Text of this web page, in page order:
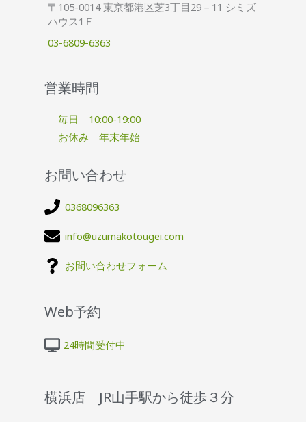
〒105-0014 東京都港区芝3丁目29－11 シミズ
ハウス1Ｆ
03-6809-6363
営業時間
毎日 10:00-19:00
お休み 年末年始
お問い合わせ
0368096363
info@uzumakotougei.com
お問い合わせフォーム
Web予約
24時間受付中
横浜店 JR山手駅から徒歩３分